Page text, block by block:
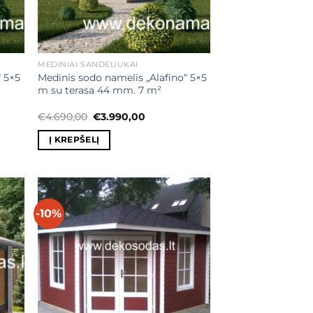
5×5
MEDINIAI SANDĖLIUKAI
Medinis sodo namelis „Alafino“ 5×5
m su terasa 44 mm. 7 m²
€4.690,00 Original
was:
€4.690,00.
€3.990,00
Į KREPŠELĮ
-10% Mėgstamiausias